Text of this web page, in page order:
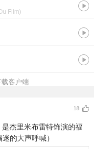
Film)
客户端
18
杰里米布雷特饰演的福
的大声呼喊）